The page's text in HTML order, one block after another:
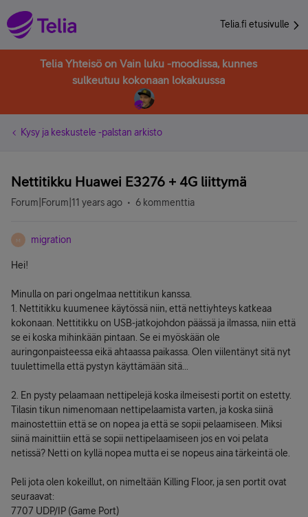
Telia.fi etusivulle
Telia Yhteisö on Vain luku -moodissa, kunnes
sulkeutuu kokonaan lokakuussa
Kysy ja keskustele -palstan arkisto
Nettitikku Huawei E3276 + 4G liittymä
Forum|Forum|11 years ago 6 kommenttia
M migration
Hei!
Minulla on pari ongelmaa nettitikun kanssa.
1. Nettitikku kuumenee käytössä niin, että nettiyhteys katkeaa
kokonaan. Nettitikku on USB-jatkojohdon päässä ja ilmassa, niin että
se ei koska mihinkään pintaan. Se ei myöskään ole
auringonpaisteessa eikä ahtaassa paikassa. Olen viilentänyt sitä nyt
tuulettimella että pystyn käyttämään sitä...
2. En pysty pelaamaan nettipelejä koska ilmeisesti portit on estetty.
Tilasin tikun nimenomaan nettipelaamista varten, ja koska siinä
mainostettiin että se on nopea ja että se sopii pelaamiseen. Miksi
siinä mainittiin että se sopii nettipelaamiseen jos en voi pelata
netissä? Netti on kyllä nopea mutta ei se nopeus aina tärkeintä ole.
Peli jota olen kokeillut, on nimeltään Killing Floor, ja sen portit ovat
seuraavat:
7707 UDP/IP (Game Port)